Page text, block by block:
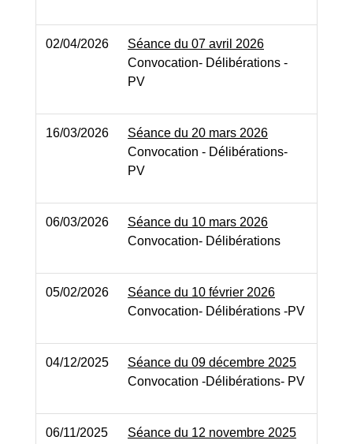
02/04/2026
Séance du 07 avril 2026
Convocation- Délibérations -
PV
16/03/2026
Séance du 20 mars 2026
Convocation - Délibérations-
PV
06/03/2026
Séance du 10 mars 2026
Convocation- Délibérations
05/02/2026
Séance du 10 février 2026
Convocation- Délibérations -PV
04/12/2025
Séance du 09 décembre 2025
Convocation -Délibérations- PV
06/11/2025
Séance du 12 novembre 2025